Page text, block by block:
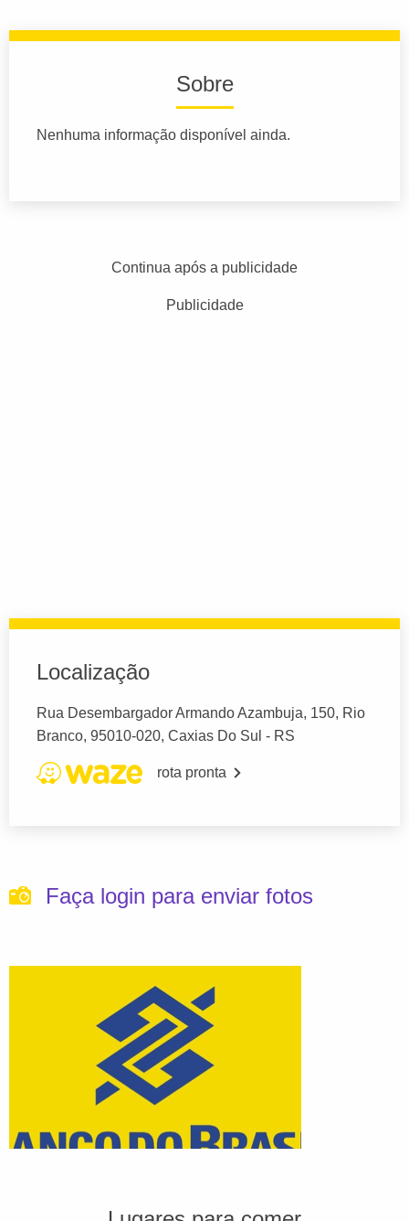
Sobre
Nenhuma informação disponível ainda.
Continua após a publicidade
Publicidade
Localização
Rua Desembargador Armando Azambuja, 150, Rio
Branco, 95010-020, Caxias Do Sul - RS
rota pronta
Faça login para enviar fotos